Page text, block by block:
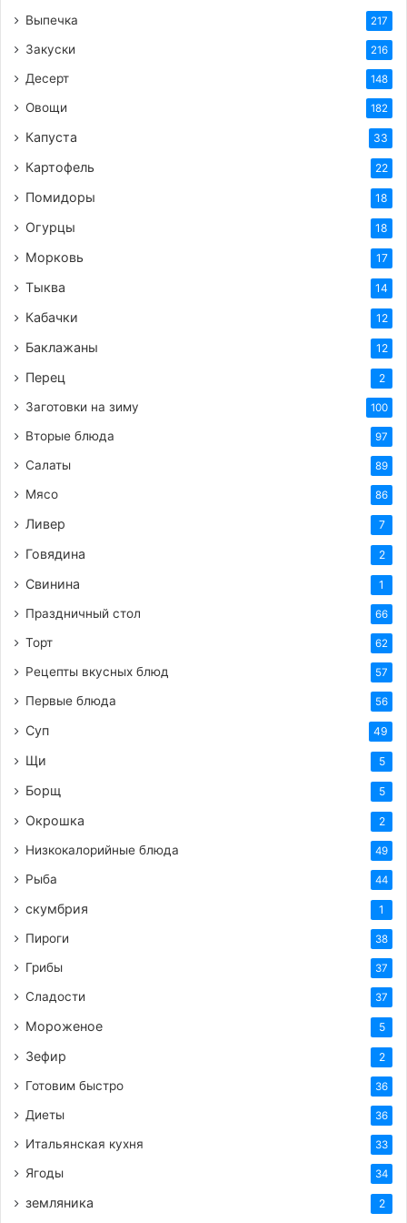
Теги
песто
Выпечка 217
Закуски 216
Десерт 148
Овощи 182
Капуста 33
Картофель 22
Помидоры 18
Огурцы 18
Морковь 17
Тыква 14
Кабачки 12
Баклажаны 12
Перец 2
Заготовки на зиму 100
Вторые блюда 97
Салаты 89
Мясо 86
Ливер 7
Говядина 2
Свинина 1
Праздничный стол 66
Торт 62
Рецепты вкусных блюд 57
Первые блюда 56
Суп 49
Щи 5
Борщ 5
Окрошка 2
Низкокалорийные блюда 49
Рыба 44
скумбрия 1
Пироги 38
Грибы 37
Сладости 37
Мороженое 5
Зефир 2
Готовим быстро 36
Диеты 36
Итальянская кухня 33
Ягоды 34
земляника 2